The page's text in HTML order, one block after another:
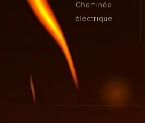
Cheminée
électrique